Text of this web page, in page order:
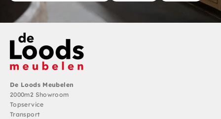
De Loods Meubelen
2000m2 Showroom
Topservice
Transport